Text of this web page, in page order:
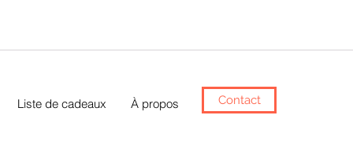
Liste de cadeaux À propos Contact